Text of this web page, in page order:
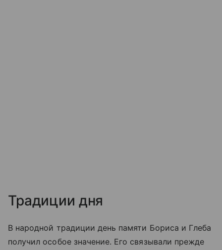
Традиции дня
В народной традиции день памяти Бориса и Глеба
получил особое значение. Его связывали прежде